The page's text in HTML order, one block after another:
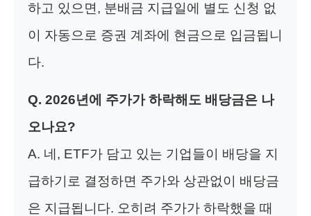
하고 있으면, 분배금 지급일에 별도 신청 없
이 자동으로 증권 계좌에 현금으로 입금됩니
다.
Q. 2026년에 주가가 하락해도 배당금은 나
오나요?
A. 네, ETF가 담고 있는 기업들이 배당을 지
급하기로 결정하면 주가와 상관없이 배당금
은 지급됩니다. 오히려 주가가 하락했을 때